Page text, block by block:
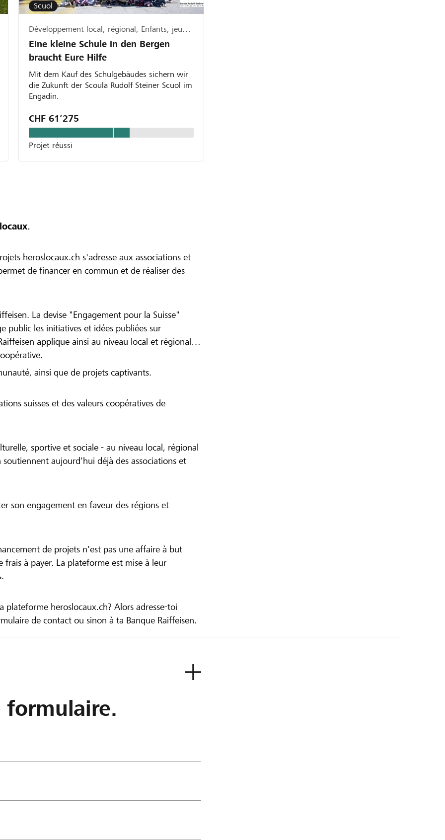
Scuol
Développement local, régional, Enfants, jeunesse & famille
Eine kleine Schule in den Bergen
braucht Eure Hilfe
Mit dem Kauf des Schulgebäudes sichern wir
die Zukunft der Scoula Rudolf Steiner Scuol im
Engadin.
CHF 61’275
Projet réussi
heroslocaux.ch s'adresse aux associations et
de financer en commun et de réaliser des
La devise "Engagement pour la Suisse"
public les initiatives et idées publiées sur
applique ainsi au niveau local et régional
ainsi que de projets captivants.
suisses et des valeurs coopératives de
sportive et sociale - au niveau local, régional
aujourd'hui déjà des associations et
son engagement en faveur des régions et
de projets n'est pas une affaire à but
à payer. La plateforme est mise à leur
plateforme heroslocaux.ch? Alors adresse-toi
de contact ou sinon à ta Banque Raiffeisen.
formulaire.